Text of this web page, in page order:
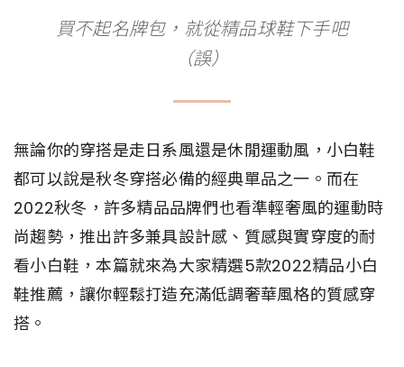
買不起名牌包，就從精品球鞋下手吧
（誤）
無論你的穿搭是走日系風還是休閒運動風，小白鞋
都可以說是秋冬穿搭必備的經典單品之一。而在
2022秋冬，許多精品品牌們也看準輕奢風的運動時
尚趨勢，推出許多兼具設計感、質感與實穿度的耐
看小白鞋，本篇就來為大家精選5款2022精品小白
鞋推薦，讓你輕鬆打造充滿低調奢華風格的質感穿
搭。